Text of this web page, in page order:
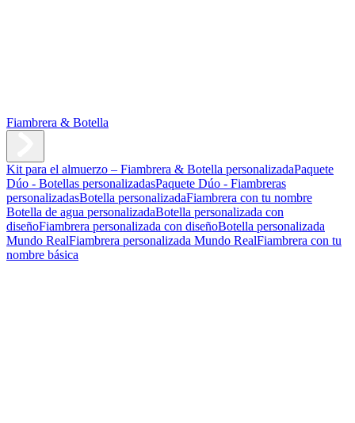
Fiambrera & Botella
Kit para el almuerzo – Fiambrera & Botella personalizadaPaquete
Dúo - Botellas personalizadasPaquete Dúo - Fiambreras
personalizadasBotella personalizadaFiambrera con tu nombre
Botella de agua personalizadaBotella personalizada con
diseñoFiambrera personalizada con diseñoBotella personalizada
Mundo RealFiambrera personalizada Mundo RealFiambrera con tu
nombre básica